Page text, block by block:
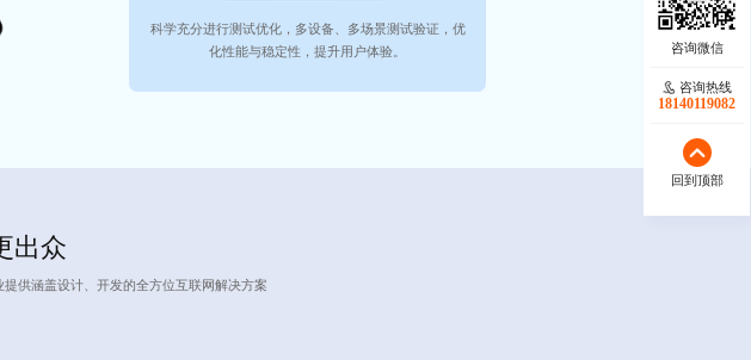
科学充分进行测试优化，多设备、多场景测试验证，优
化性能与稳定性，提升用户体验。
出众
供涵盖设计、开发的全方位互联网解决方案
咨询热线
18140119082
回到顶部